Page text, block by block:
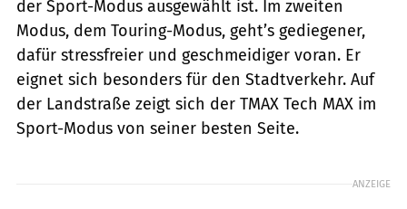
der Sport-Modus ausgewählt ist. Im zweiten
Modus, dem Touring-Modus, geht’s gediegener,
dafür stressfreier und geschmeidiger voran. Er
eignet sich besonders für den Stadtverkehr. Auf
der Landstraße zeigt sich der TMAX Tech MAX im
Sport-Modus von seiner besten Seite.
ANZEIGE